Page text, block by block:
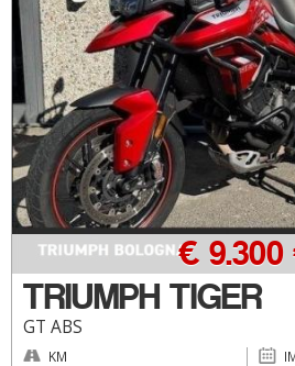
TRIUMPH TIGER
GT ABS
€ 9.300
KM